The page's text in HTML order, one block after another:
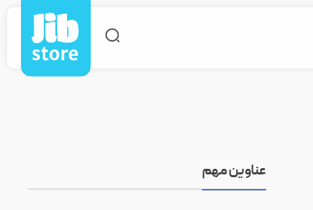
عناوین مهم